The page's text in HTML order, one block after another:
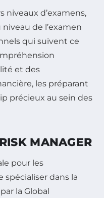
niveaux d’examens,
de l’examen
qui suivent ce
et des
les préparant
précieux au sein des
MANAGER
pour les
spécialiser dans la
la Global